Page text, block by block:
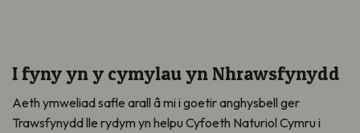
I fyny yn y cymylau yn Nhrawsfynydd
Aeth ymweliad safle arall â mi i goetir anghysbell ger
Trawsfynydd lle rydym yn helpu Cyfoeth Naturiol Cymru i